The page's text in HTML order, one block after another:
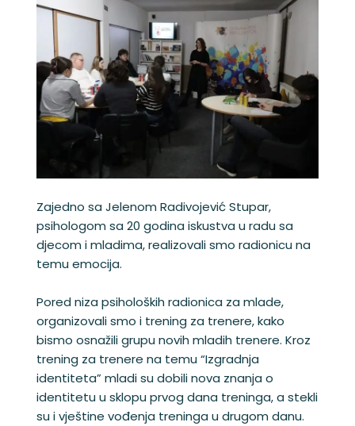
Zajedno sa Jelenom Radivojević Stupar,
psihologom sa 20 godina iskustva u radu sa
djecom i mladima, realizovali smo radionicu na
temu emocija.
Pored niza psiholoških radionica za mlade,
organizovali smo i trening za trenere, kako
bismo osnažili grupu novih mladih trenere. Kroz
trening za trenere na temu “Izgradnja
identiteta” mladi su dobili nova znanja o
identitetu u sklopu prvog dana treninga, a stekli
su i vještine vođenja treninga u drugom danu.